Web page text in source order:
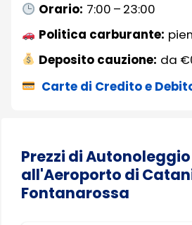
Orario: 7:00 – 23:00
Politica carburante:
Deposito cauzione: da
Carte di Credito e
Prezzi di
all'Aeroporto di
Fontanarossa